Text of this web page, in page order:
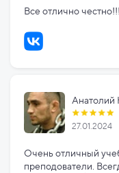
Все отлично честно!!!
Анатолий
27.01.2024
Очень отличный
преподователи.